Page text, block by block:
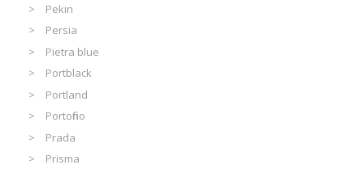
Pekin
Persia
Pietra blue
Portblack
Portland
Portofino
Prada
Prisma